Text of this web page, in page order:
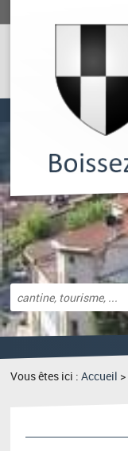
Effectuer
une
recherche
Vous êtes ici :Accueil >